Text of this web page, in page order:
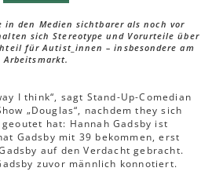
den Medien sichtbarer als noch vor
sich Stereotype und Vorurteile über
für Autist_innen – insbesondere am
Arbeitsmarkt.
I think“, sagt Stand-Up-Comedian
„Douglas“, nachdem they sich
hat: Hannah Gadsby ist
Gadsby mit 39 bekommen, erst
auf den Verdacht gebracht.
zuvor männlich konnotiert.